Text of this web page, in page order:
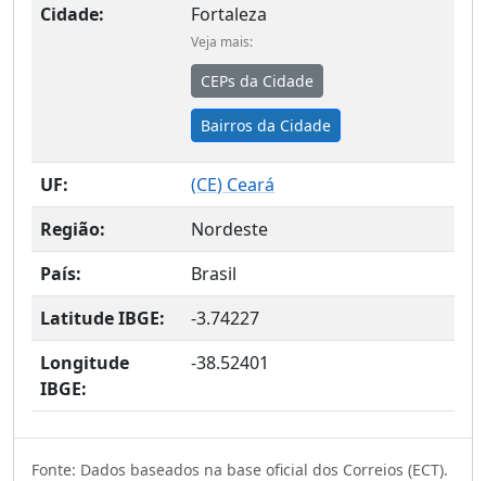
Cidade:
Fortaleza
Veja mais:
CEPs da Cidade
Bairros da Cidade
UF: (CE) Ceará
Região:
Nordeste
País:
Brasil
Latitude IBGE:
-3.74227
Longitude
IBGE:
-38.52401
Fonte: Dados baseados na base oficial dos Correios (ECT).